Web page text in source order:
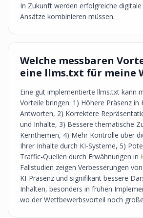
In Zukunft werden erfolgreiche
Ansätze kombinieren müssen.
Welche messbaren
eine llms.txt für meine
Eine gut implementierte llms.txt kann
Vorteile bringen: 1) Höhere Präsenz in
Antworten, 2) Korrektere
und Inhalte, 3) Bessere thematische
Kernthemen, 4) Mehr Kontrolle über
Ihrer Inhalte durch KI-Systeme, 5)
Traffic-Quellen durch Erwähnungen in
Fallstudien zeigen Verbesserungen
KI-Präsenz und signifikant bessere
Inhalten, besonders in frühen
wo der Wettbewerbsvorteil noch